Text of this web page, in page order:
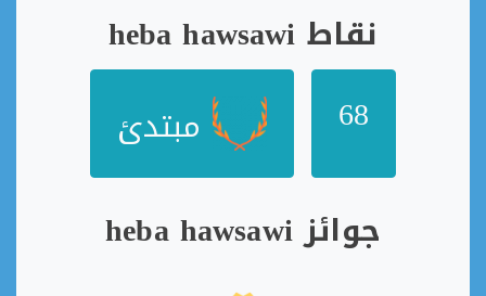
نقاط heba hawsawi
مبتدئ
جوائز heba hawsawi